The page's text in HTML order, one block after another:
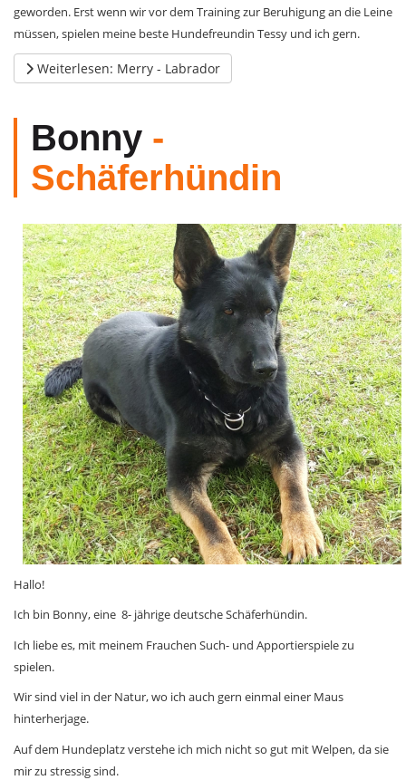
geworden. Erst wenn wir vor dem Training zur Beruhigung an die Leine
müssen, spielen meine beste Hundefreundin Tessy und ich gern.
Weiterlesen: Merry - Labrador
Bonny -
Schäferhündin
Hallo!
Ich bin Bonny,eine 8- jährige deutscheSchäferhündin.
Ich liebe es, mit meinem Frauchen Such- und Apportierspiele zu
spielen.
Wir sind viel in der Natur, wo ich auch gern einmaleiner Maus
hinterherjage.
Auf dem Hundeplatz verstehe ich mich nicht so gut mit Welpen, da sie
mir zu stressig sind.